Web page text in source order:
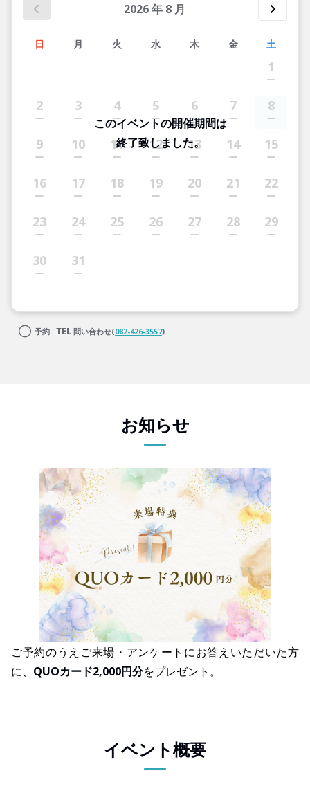
2026年 8 月
日 月 火 水 木 金 土
1
2 3 4 5 6 7 8
9 10 11 12 13 14 15
16 17 18 19 20 21 22
23 24 25 26 27 28 29
30 31
このイベントの開催期間は
終了致しました。
予約 問い合わせ(082-426-3557)
お知らせ
ご予約のうえご来場・アンケートにお答えいただいた方
に、 QUOカード2,000円分をプレゼント。
イベント概要